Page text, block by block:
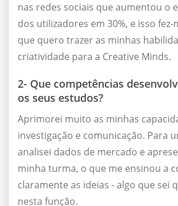
nas redes sociais que aumentou o
dos utilizadores em 30%, e isso
que quero trazer as minhas
criatividade para a Creative Minds.
2- Que competências
os seus estudos?
Aprimorei muito as minhas
investigação e comunicação. Para
analisei dados de mercado e
minha turma, o que me ensinou a
claramente as ideias - algo que sei
nesta função.